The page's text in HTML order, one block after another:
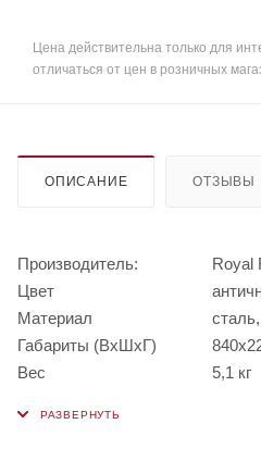
Цена действительна только для
отличаться от цен в розничных
ОПИСАНИЕ ОТЗЫВЫ
Производитель:
Royal
Цвет
Материал
Габариты (ВхШхГ)
Вес
5,1 кг